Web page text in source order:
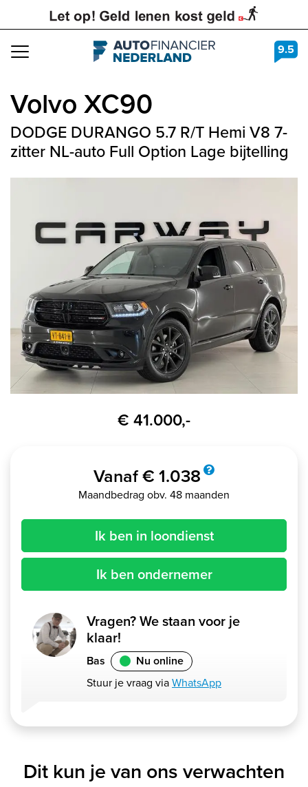
Navigation 9.5
VolvoXC90
DODGE DURANGO 5.7 R/T Hemi V8 7-
zitter NL-auto Full Option Lage bijtelling
€ 41.000,-
Vanaf € 1.038
Maandbedrag obv. 48 maanden
Ik ben in loondienst
Ik ben ondernemer
Vragen? We staan voor je
klaar!
Bas Nu online
Stuur je vraag viaWhatsApp
Dit kun je van ons verwachten